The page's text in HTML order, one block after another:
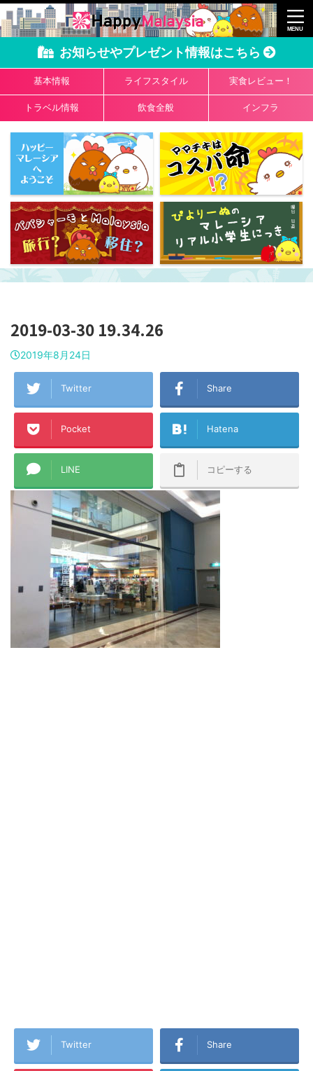
お知らせやプレゼント情報はこちら
基本情報 ライフスタイル 実食レビュー！
トラベル情報 飲食全般 インフラ
2019-03-30 19.34.26
2019年8月24日
Twitter Share
Pocket Hatena
LINE コピーする
Twitter Share